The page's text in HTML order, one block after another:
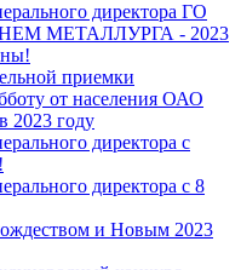
директора ГО
МЕТАЛЛУРГА - 2023
приемки
от населения ОАО
2023 году
директора с
директора с 8
и Новым 2023